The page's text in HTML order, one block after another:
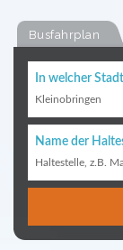
Busfahrplan
In welcher
Kleinobringen
Name der
Haltestelle, z.B.